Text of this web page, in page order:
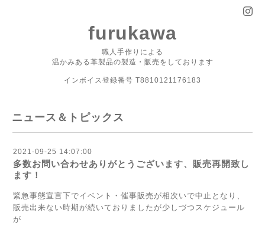
furukawa
職人手作りによる
温かみある革製品の製造・販売をしております
インボイス登録番号 T8810121176183
ニュース＆トピックス
2021-09-25 14:07:00
多数お問い合わせありがとうございます、販売再開致し
ます！
緊急事態宣言下でイベント・催事販売が相次いで中止となり、
販売出来ない時期が続いておりましたが少しづつスケジュール
が